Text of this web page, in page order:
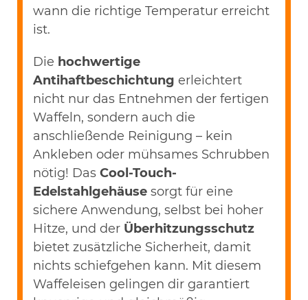
wann die richtige Temperatur erreicht
ist.
Die hochwertige
Antihaftbeschichtung erleichtert
nicht nur das Entnehmen der fertigen
Waffeln, sondern auch die
anschließende Reinigung – kein
Ankleben oder mühsames Schrubben
nötig! Das Cool-Touch-
Edelstahlgehäuse sorgt für eine
sichere Anwendung, selbst bei hoher
Hitze, und der Überhitzungsschutz
bietet zusätzliche Sicherheit, damit
nichts schiefgehen kann. Mit diesem
Waffeleisen gelingen dir garantiert